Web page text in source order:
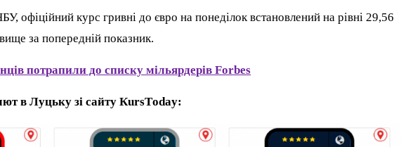
офіційний курс гривні до євро на понеділок встановлений на рівні 29,56
за попередній показник.
потрапили до списку мільярдерів Forbes
в Луцьку зі сайту КursТoday: